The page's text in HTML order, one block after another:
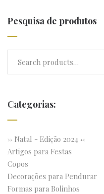
Pesquisa de produtos
Categorias:
-> Natal - Edição 2024 <-
Artigos para Festas
Copos
Decorações para Pendurar
Formas para Bolinhos